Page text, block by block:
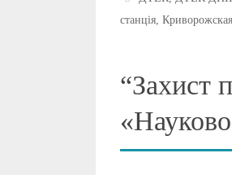
станція,
“Захист